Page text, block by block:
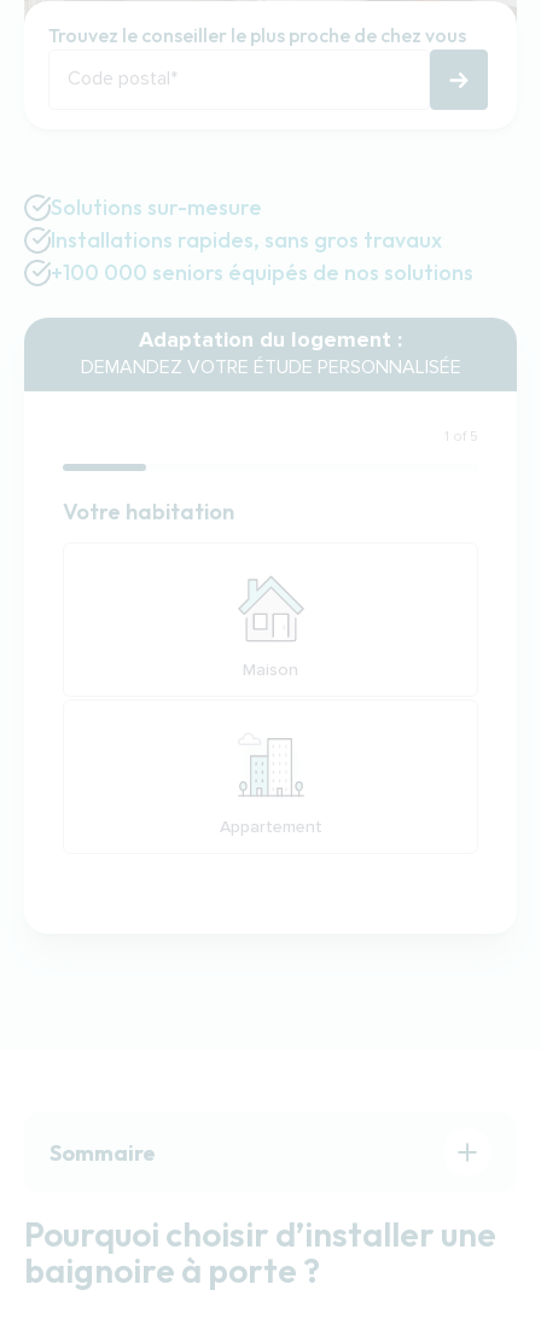
Trouvez le conseiller le plus proche de chez vous
Code postal*
Solutions sur-mesure
Installations rapides, sans gros travaux
+100 000 seniors équipés de nos solutions
Adaptation du logement :
DEMANDEZ VOTRE ÉTUDE PERSONNALISÉE
1 of 5
Habitation
Votre habitation
Maison
Appartement
Sommaire
porte ?
Comment choisir une baignoire à porte ?
Pourquoi choisir d’installer une
baignoire à porte ?